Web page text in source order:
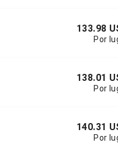
133.98
Por
138.01
Por
140.31
Por